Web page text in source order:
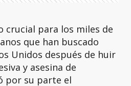
crucial para los miles de
que han buscado
Unidos después de huir
y asesina de
por su parte el